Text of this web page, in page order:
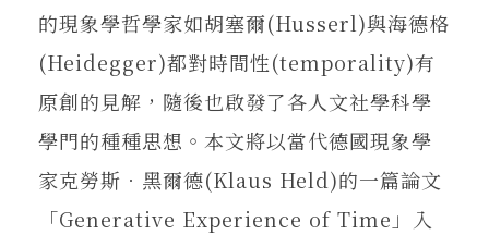
的現象學哲學家如胡塞爾(Husserl)與海德格
(Heidegger)都對時間性(temporality)有
原創的見解，隨後也啟發了各人文社學科學
學門的種種思想。本文將以當代德國現象學
家克勞斯．黑爾德(Klaus Held)的一篇論文
「Generative Experience of Time」入